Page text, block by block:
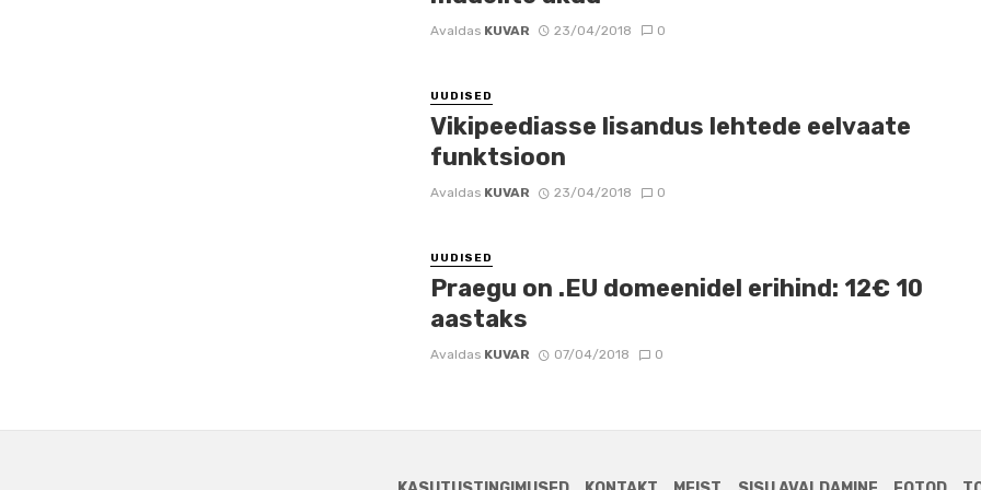
Avaldas KUVAR 23/04/2018 0
UUDISED
Vikipeediasse lisandus lehtede eelvaate
funktsioon
Avaldas KUVAR 23/04/2018 0
UUDISED
Praegu on .EU domeenidel erihind: 12€ 10
aastaks
Avaldas KUVAR 07/04/2018 0